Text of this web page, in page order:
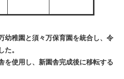
幼稚園と須々万保育園を統合し、令
た。
使用し、新園舎完成後に移転する